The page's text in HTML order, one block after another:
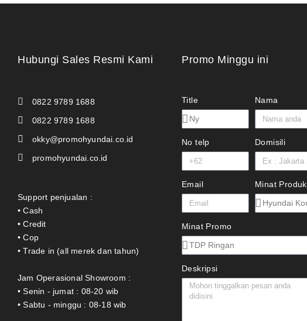
Hubungi Sales Resmi Kami
0822 9789 1688
0822 9789 1688
okky@promohyundai.co.id
promohyundai.co.id
Support penjualan :
• Cash
• Credit
• Cop
• Trade in (all merek dan tahun)
Jam Operasional Showroom :
• Senin - jumat : 08-20 wib
• Sabtu - minggu : 08-18 wib
Promo Minggu ini
Title Nama
No telp Domisili
Email Minat Produk
Minat Promo
Deskripsi